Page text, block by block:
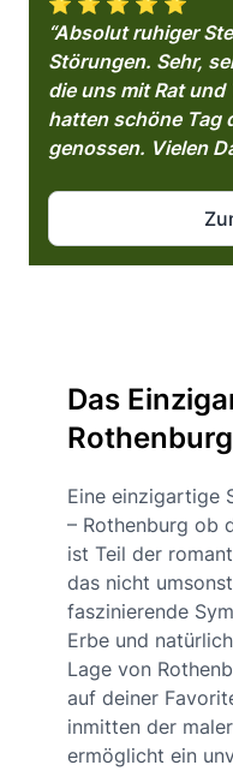
“Absolut ruhiger
Störungen. Sehr,
die uns mit Rat
hatten schöne Tag
genossen. Vielen
Das
Eine einzigartige
– Rothenburg ob
ist Teil der
das nicht
faszinierende
Erbe und
Lage von
auf deiner
inmitten der
ermöglicht ein